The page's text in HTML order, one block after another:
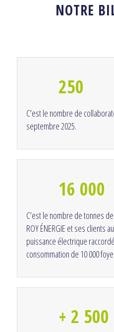
NOTRE
250
C’est le nombre de
septembre 2025.
16 000
C’est le nombre de tonnes
ROY ÉNERGIE et ses clients
puissance électrique
consommation de 10 000
+ 2 500